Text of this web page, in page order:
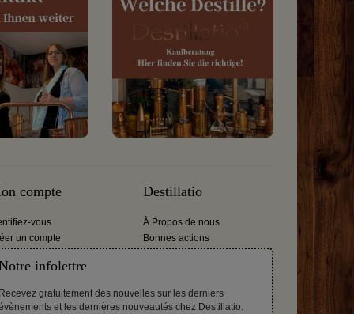
compte
vous
un compte
Destillatio
À Propos de nous
Bonnes actions
infolettre
gratuitement des nouvelles sur les derniers
et les dernières nouveautés chez Destillatio.